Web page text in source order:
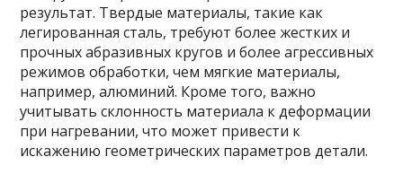
результат. Твердые материалы, такие как
легированная сталь, требуют более жестких и
прочных абразивных кругов и более агрессивных
режимов обработки, чем мягкие материалы,
например, алюминий. Кроме того, важно
учитывать склонность материала к деформации
при нагревании, что может привести к
искажению геометрических параметров детали.